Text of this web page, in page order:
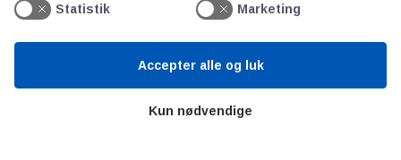
Videncentre
Ståbi
Statistik
Marketing
Kun nødvendige
Accepter alle og luk